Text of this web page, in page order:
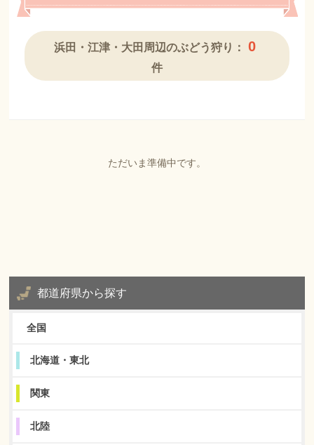
浜田・江津・大田周辺のぶどう狩り： 0
件
ただいま準備中です。
都道府県から探す
全国
北海道・東北
関東
北陸